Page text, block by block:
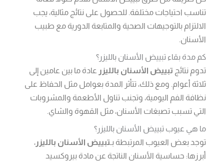
تناسب احتياجات مختلفة. للحصول على نتائج مثالية، يجب
الالتزام بالتوجيهات الصحية والمتابعة الدورية مع طبيب
الأسنان.
كم مدة بقاء تبييض الأسنان بالليزر؟
تدوم نتائج تبييض الأسنان بالليزر عادة ما بين عامين إلى
ثلاثة أعوام. ومع ذلك، تتأثر المدة بعوامل مثل الحفاظ على
نظافة الفم اليومية، وتجنب تناول الأطعمة والمشروبات
التي تسبب تصبغات الأسنان، مثل القهوة والشاي.
ما هي عيوب تبييض الأسنان بالليزر؟
توجد بعض العيوب المرتبطة بـتبييض الأسنان بالليزر،
أبرزها: حساسية الأسنان الناتجة عن مادة بيروكسيد